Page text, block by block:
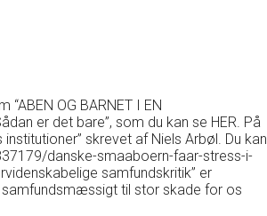
OG BARNET I EN
er det bare”, som du kan se HER. På
skrevet af Niels Arbøl. Du kan
danske-smaaboern-faar-stress-i-
samfundskritik” er
samfundsmæssigt til stor skade for os